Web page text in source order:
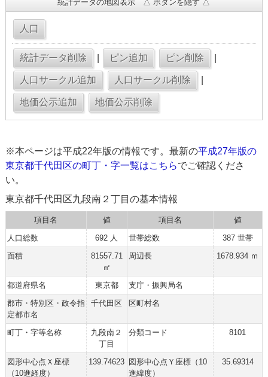
統計データの地図表示 △ ボタンを隠す △
※本ページは平成22年版の情報です。最新の平成27年版の
東京都千代田区の町丁・字一覧はこちらでご確認くださ
い。
東京都千代田区九段南２丁目の基本情報
項目名 値 項目名
値
人口総数
692 人 世帯総数
387 世帯
面積
81557.71
㎡
周辺長 1678.934 ｍ
都道府県名 東京都
支庁・振興局名
郡市・特別区・政令指
定都市名
千代田区 区町村名
町丁・字等名称
九段南２
丁目
分類コード 8101
図形中心点Ｘ座標
（10進経度）
139.74623 図形中心点Ｙ座標（10
進緯度）
35.69314